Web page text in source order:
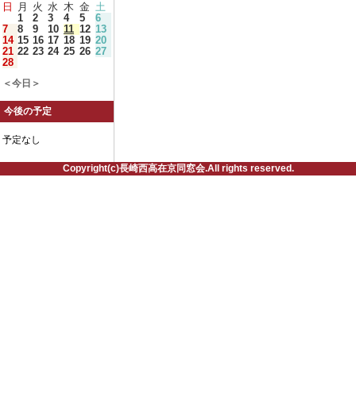
日 月 火 水 木 金 土
1
2 3 4 5
6
7
8 9 10 11 12 13
14 15 16 17 18 19 20
21 22 23 24 25 26 27
28
＜今日＞
今後の予定
予定なし
Copyright(c)長崎西高在京同窓会.All rights reserved.